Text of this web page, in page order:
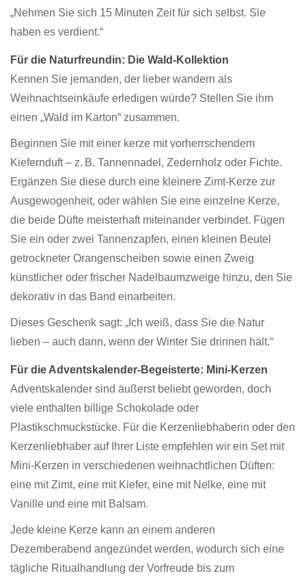
„Nehmen Sie sich 15 Minuten Zeit für sich selbst. Sie
haben es verdient.“
Für die Naturfreundin: Die Wald-Kollektion
Kennen Sie jemanden, der lieber wandern als
Weihnachtseinkäufe erledigen würde? Stellen Sie ihm
einen „Wald im Karton“ zusammen.
Beginnen Sie mit einer kerze mit vorherrschendem
Kiefernduft – z. B. Tannennadel, Zedernholz oder Fichte.
Ergänzen Sie diese durch eine kleinere Zimt-Kerze zur
Ausgewogenheit, oder wählen Sie eine einzelne Kerze,
die beide Düfte meisterhaft miteinander verbindet. Fügen
Sie ein oder zwei Tannenzapfen, einen kleinen Beutel
getrockneter Orangenscheiben sowie einen Zweig
künstlicher oder frischer Nadelbaumzweige hinzu, den Sie
dekorativ in das Band einarbeiten.
Dieses Geschenk sagt: „Ich weiß, dass Sie die Natur
lieben – auch dann, wenn der Winter Sie drinnen hält.“
Für die Adventskalender-Begeisterte: Mini-Kerzen
Adventskalender sind äußerst beliebt geworden, doch
viele enthalten billige Schokolade oder
Plastikschmuckstücke. Für die Kerzenliebhaberin oder den
Kerzenliebhaber auf Ihrer Liste empfehlen wir ein Set mit
Mini-Kerzen in verschiedenen weihnachtlichen Düften:
eine mit Zimt, eine mit Kiefer, eine mit Nelke, eine mit
Vanille und eine mit Balsam.
Jede kleine Kerze kann an einem anderen
Dezemberabend angezündet werden, wodurch sich eine
tägliche Ritualhandlung der Vorfreude bis zum